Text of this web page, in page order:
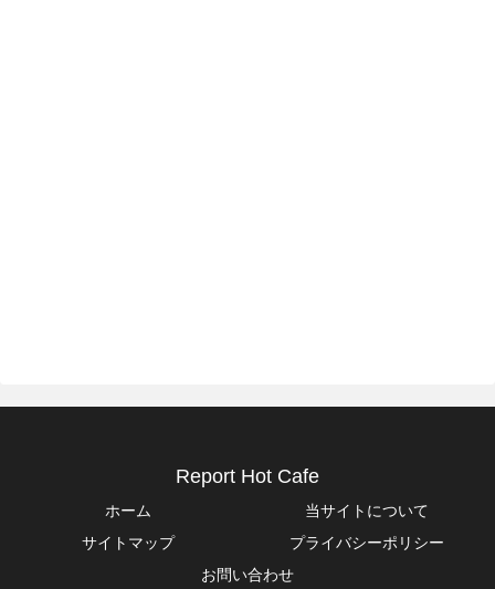
Report Hot Cafe
ホーム
当サイトについて
サイトマップ
プライバシーポリシー
お問い合わせ